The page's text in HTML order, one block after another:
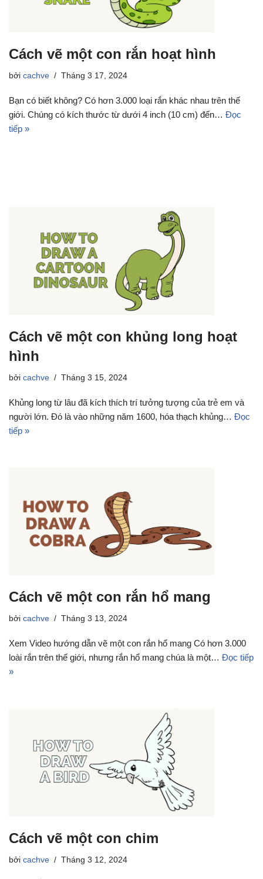
Cách vẽ một con rắn hoạt hình
bởi cachve Tháng 3 17, 2024
Bạn có biết không? Có hơn 3.000 loại rắn khác nhau trên thế
giới. Chúng có kích thước từ dưới 4 inch (10 cm) đến… Đọc
tiếp »
Cách vẽ một con khủng long hoạt
hình
bởi cachve Tháng 3 15, 2024
Khủng long từ lâu đã kích thích trí tưởng tượng của trẻ em và
người lớn. Đó là vào những năm 1600, hóa thạch khủng… Đọc
tiếp »
Cách vẽ một con rắn hổ mang
bởi cachve Tháng 3 13, 2024
Xem Video hướng dẫn vẽ một con rắn hổ mang Có hơn 3.000
loài rắn trên thế giới, nhưng rắn hổ mang chúa là một… Đọc tiếp
»
Cách vẽ một con chim
bởi cachve Tháng 3 12, 2024